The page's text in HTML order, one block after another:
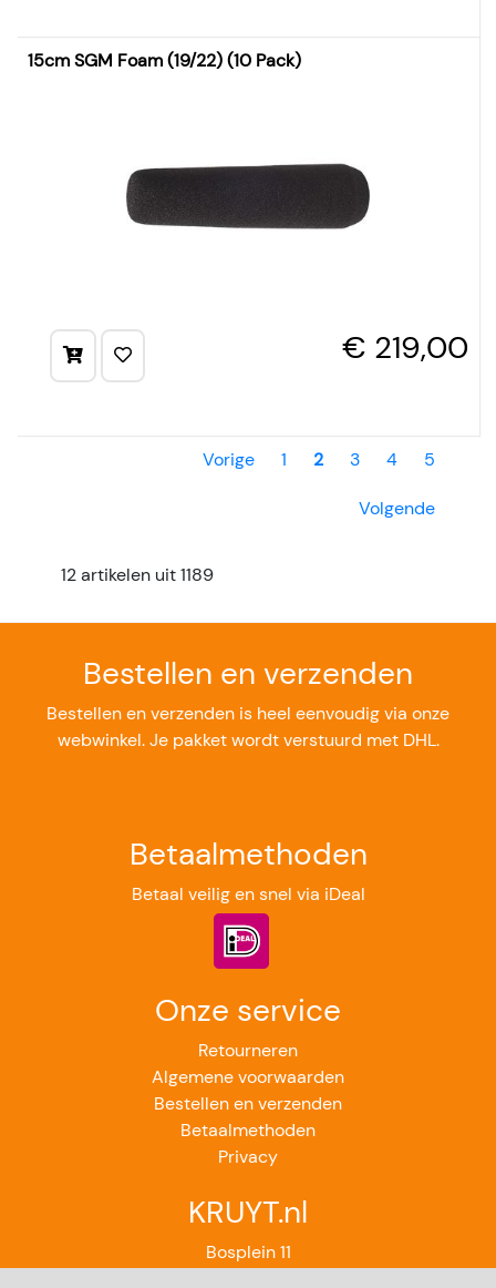
15cm SGM Foam (19/22) (10 Pack)
€ 219,00
Vorige 1 2 3 4 5
Volgende
12 artikelen uit 1189
Bestellen en verzenden
Bestellen en verzenden is heel eenvoudig via onze
webwinkel. Je pakket wordt verstuurd met DHL.
Betaalmethoden
Betaal veilig en snel via iDeal
Onze service
Retourneren
Algemene voorwaarden
Bestellen en verzenden
Betaalmethoden
Privacy
KRUYT.nl
Bosplein 11